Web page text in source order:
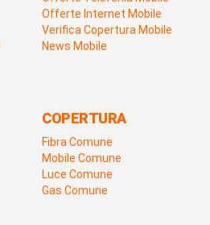
Offerte Internet Mobile
Verifica Copertura Mobile
News Mobile
COPERTURA
Fibra Comune
Mobile Comune
Luce Comune
Gas Comune